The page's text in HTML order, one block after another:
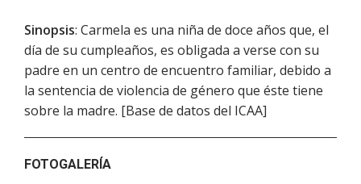
Sinopsis: Carmela es una niña de doce años que, el
día de su cumpleaños, es obligada a verse con su
padre en un centro de encuentro familiar, debido a
la sentencia de violencia de género que éste tiene
sobre la madre. [Base de datos del ICAA]
FOTOGALERÍA